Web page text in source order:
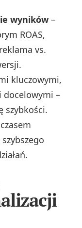
wyników –
ROAS,
vs.
kluczowymi,
docelowymi –
szybkości.